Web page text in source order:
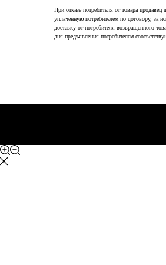
При отказе потребителя от товара
уплаченную потребителем по договору, за
доставку от потребителя возвращенного
дня предъявления потребителем